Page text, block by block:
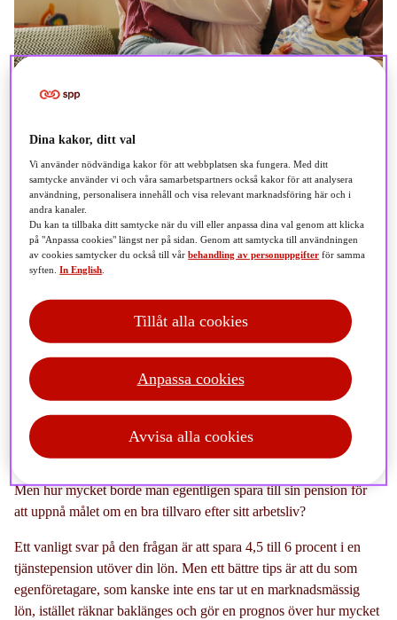
det risk att du som egenföretagare får lägre pension än
den du tänkt dig. Dessutom ger en bra
pensionsförsäkring skydd om du skulle bli långvarigt
sjuk. Det är bra att känna till för dig som fortfarande
saknar tjänstepension.
Men hur mycket borde man egentligen spara till sin pension för
att uppnå målet om en bra tillvaro efter sitt arbetsliv?
Ett vanligt svar på den frågan är att spara 4,5 till 6 procent i en
tjänstepension utöver din lön. Men ett bättre tips är att du som
egenföretagare, som kanske inte ens tar ut en marknadsmässig
lön, istället räknar baklänges och gör en prognos över hur mycket
Dina kakor, ditt val
Vi använder nödvändiga kakor för att webbplatsen ska fungera. Med ditt
samtycke använder vi och våra samarbetspartners också kakor för att analysera
användning, personalisera innehåll och visa relevant marknadsföring här och i
andra kanaler.
Du kan ta tillbaka ditt samtycke när du vill eller anpassa dina val genom att klicka
på "Anpassa cookies" längst ner på sidan. Genom att samtycka till användningen
av cookies samtycker du också till vårbehandling av personuppgifter för samma
syften.In English
Anpassa cookies
Avvisa alla cookies
Tillåt alla cookies